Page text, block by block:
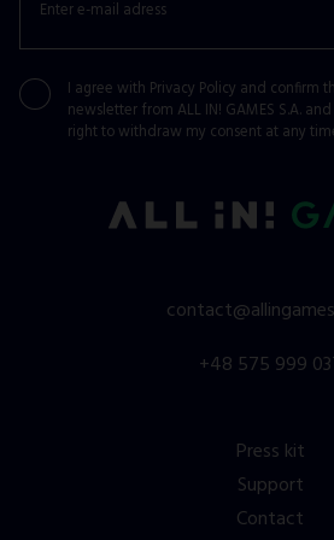
I agree with Privacy Policy and confirm
newsletter from ALL IN! GAMES S.A.
right to withdraw my consent at any
+48 575 999
Press kit
Support
Contact